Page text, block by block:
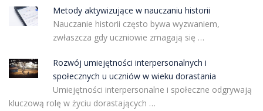
Metody aktywizujące w nauczaniu historii
Nauczanie historii często bywa wyzwaniem,
zwłaszcza gdy uczniowie zmagają się …
Rozwój umiejętności interpersonalnych i
społecznych u uczniów w wieku dorastania
Umiejętności interpersonalne i społeczne odgrywają
kluczową rolę w życiu dorastających …